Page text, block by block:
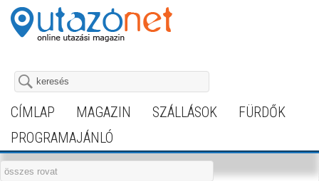
CÍMLAP MAGAZIN SZÁLLÁSOK
FÜRDŐK
PROGRAMAJÁNLÓ